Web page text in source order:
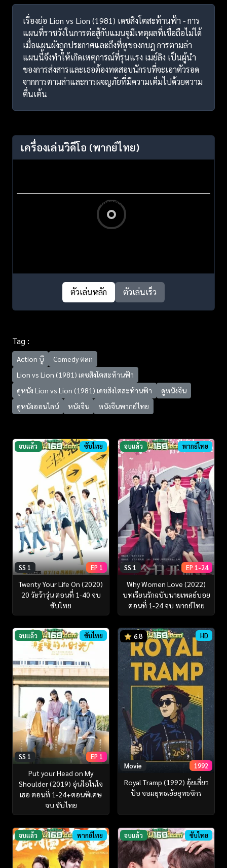
เรื่องย่อ Lion vs Lion (1981) เดชสิงโตสะท้านฟ้า - การ
แผนที่ราชวังในการต่อสู้กับแมนจูมีเหตุผลที่เชื่อถือไม่ได้
เมื่อแผนผังถูกประกาศและถึงที่หูของกบฎ การตามล่า
แผนนี้จึงทำให้เกิดเหตุการณ์ที่รุนแรง เมย์ลิง เป็นผู้นำ
ของการส่งสารและเธอต้องทดสอบนักรบที่จะเอาตัวรอด
จากการตามล่าและการผจญภัยที่มีความเต็มไปด้วยความ
ตื่นเต้น
เครื่องเล่นวิดีโอ (พากย์ไทย)
ตัวเล่นหลัก ตัวเล่นเร็ว
Tag :
Action บู๊
Comedy ตลก
Lion vs Lion (1981) เดชสิงโตสะท้านฟ้า
ดูหนัง Lion vs Lion (1981) เดชสิงโตสะท้านฟ้า
ดูหนังจีน
ดูหนังออนไลน์
หนังจีน หนังจีนพากย์ไทย
จบแล้ว ซับไทย
SS 1 EP 1
Twenty Your Life On (2020)
20 วัยว้าวุ่น ตอนที่ 1-40 จบ
ซับไทย
จบแล้ว พากย์ไทย
SS 1 EP 1-24
Why Women Love (2022)
บทเรียนรักฉบับนายเพลย์บอย
ตอนที่ 1-24 จบ พากย์ไทย
จบแล้ว ซับไทย
SS 1 EP 1
Put your Head on My
Shoulder (2019) อุ่นไอในใจ
เธอ ตอนที่ 1-24+ตอนพิเศษ
จบ ซับไทย
6.8 HD
Movie 1992
Royal Tramp (1992) อุ้ยเสี่ยว
ป้อ จอมยุทธเย้ยยุทธจักร
จบแล้ว พากย์ไทย จบแล้ว ซับไทย